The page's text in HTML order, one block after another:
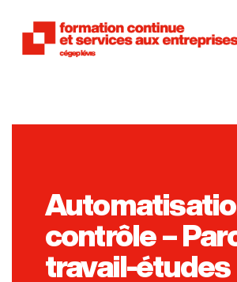
contrôle –
travail-études